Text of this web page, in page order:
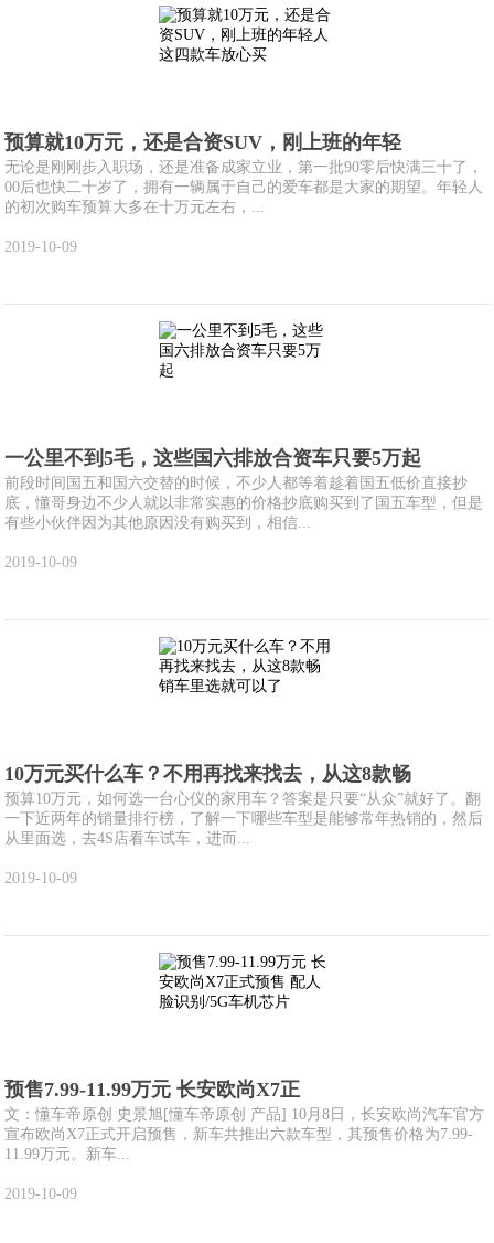
预算就10万元，还是合资SUV，刚上班的年轻
无论是刚刚步入职场，还是准备成家立业，第一批90零后快满三十了，
00后也快二十岁了，拥有一辆属于自己的爱车都是大家的期望。年轻人
的初次购车预算大多在十万元左右，...
2019-10-09
一公里不到5毛，这些国六排放合资车只要5万起
前段时间国五和国六交替的时候，不少人都等着趁着国五低价直接抄
底，懂哥身边不少人就以非常实惠的价格抄底购买到了国五车型，但是
有些小伙伴因为其他原因没有购买到，相信...
2019-10-09
10万元买什么车？不用再找来找去，从这8款畅
预算10万元，如何选一台心仪的家用车？答案是只要“从众”就好了。翻
一下近两年的销量排行榜，了解一下哪些车型是能够常年热销的，然后
从里面选，去4S店看车试车，进而...
2019-10-09
预售7.99-11.99万元 长安欧尚X7正
文：懂车帝原创 史景旭[懂车帝原创 产品] 10月8日，长安欧尚汽车官方
宣布欧尚X7正式开启预售，新车共推出六款车型，其预售价格为7.99-
11.99万元。新车...
2019-10-09